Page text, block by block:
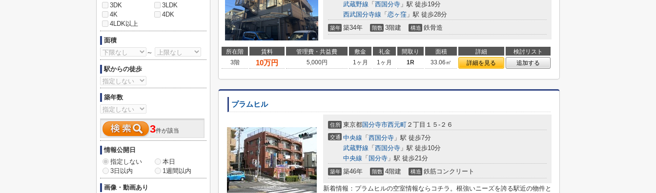
武蔵野線 「 西国分寺 」駅 徒歩19分
西武国分寺線 「 恋ヶ窪 」駅 徒歩28分
築年 築34年 階数 3階建 構造 鉄骨造
所在階 賃料 管理費・共益費 敷金 礼金 間取り 面積 詳細
検討リスト
3階
10万円 5,000円 1ヶ月 1ヶ月 1R 33.06㎡ 詳細を見る 追加する
プラムヒル
住所 東京都国分寺市西元町 ２丁目１５-２６
交通 中央線 「 西国分寺 」駅 徒歩7分
武蔵野線 「 西国分寺 」駅 徒歩10分
中央線 「 国分寺 」駅 徒歩21分
築年 築46年 階数 4階建 構造 鉄筋コンクリート
新着情報：プラムヒルの空室情報ならコチラ。根強いニーズを誇る駅近の物件と
3DK
3LDK
4K
4DK
4LDK以上
面積
～
駅からの徒歩
築年数
3件が該当
情報公開日
指定しない
本日
3日以内
1週間以内
画像・動画あり